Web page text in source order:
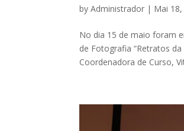
byAdministrador | Mai
No dia 15 de maio foram
de Fotografia “Retratos
Coordenadora de Curso,